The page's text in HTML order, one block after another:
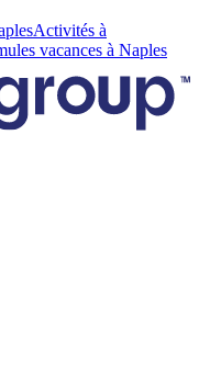
Activités à
vacances à Naples